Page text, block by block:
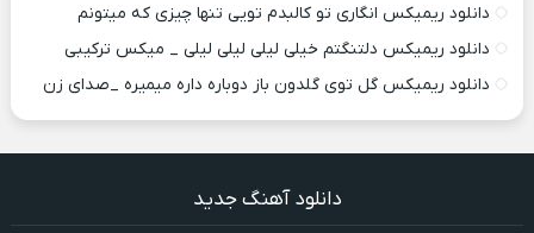
دانلود ریمیکس انگاری تو کالبدم تویی تنها چیزی که میتونم
دانلود ریمیکس دلتنگتم خیلی لیلی لیلی لیلی _ میکس ترکیبی
دانلود ریمیکس گل توی گلدون باز دوباره داره میمیره _صدای زن
دانلود آهنگ جدید